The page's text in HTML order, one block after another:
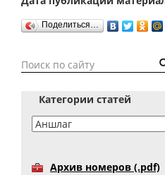
Поделиться…
Категории статей
Архив номеров (.pdf)